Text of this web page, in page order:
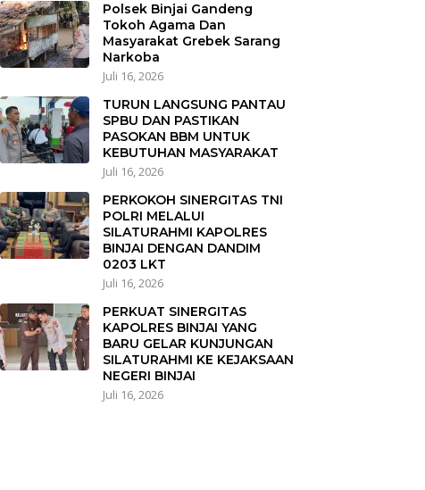
Polsek Binjai Gandeng
Tokoh Agama Dan
Masyarakat Grebek Sarang
Narkoba
Juli 16, 2026
TURUN LANGSUNG PANTAU
SPBU DAN PASTIKAN
PASOKAN BBM UNTUK
KEBUTUHAN MASYARAKAT
Juli 16, 2026
PERKOKOH SINERGITAS TNI
POLRI MELALUI
SILATURAHMI KAPOLRES
BINJAI DENGAN DANDIM
0203 LKT
Juli 16, 2026
PERKUAT SINERGITAS
KAPOLRES BINJAI YANG
BARU GELAR KUNJUNGAN
SILATURAHMI KE KEJAKSAAN
NEGERI BINJAI
Juli 16, 2026